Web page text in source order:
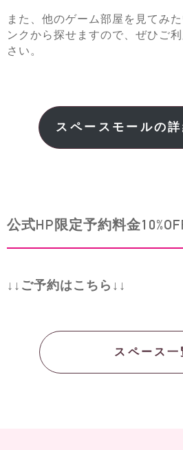
また、他のゲーム部屋を見てみ
ンクから探せますので、ぜひご
さい。
スペースモールの
公式HP限定予約料金
↓↓ご予約はこちら↓↓
スペース一